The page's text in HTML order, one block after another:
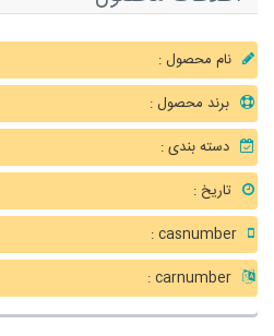
نام محصول :
برند محصول :
دسته بندی :
تاریخ :